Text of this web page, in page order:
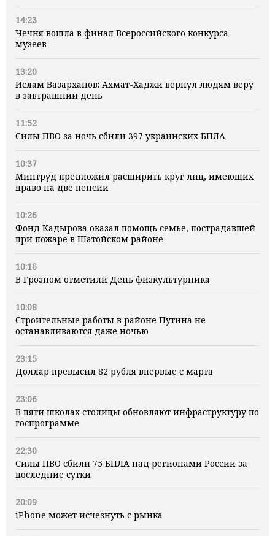
14:23
Чечня вошла в финал Всероссийского конкурса
музеев
13:20
Ислам Вазарханов: Ахмат-Хаджи вернул людям веру
в завтрашний день
11:52
Силы ПВО за ночь сбили 397 украинских БПЛА
10:37
Минтруд предложил расширить круг лиц, имеющих
право на две пенсии
10:26
Фонд Кадырова оказал помощь семье, пострадавшей
при пожаре в Шатойском районе
10:16
В Грозном отметили День физкультурника
10:08
Строительные работы в районе Путина не
останавливаются даже ночью
23:15
Доллар превысил 82 рубля впервые с марта
23:06
В пяти школах столицы обновляют инфраструктуру по
госпрограмме
22:30
Силы ПВО сбили 75 БПЛА над регионами России за
последние сутки
20:09
iPhone может исчезнуть с рынка